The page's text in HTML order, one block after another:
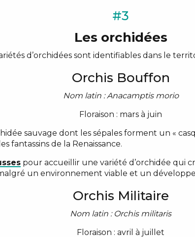
#3
Les orchidées
d’orchidées sont identifiables dans le
Orchis Bouffon
Nom latin : Anacamptis morio
Floraison : mars à juin
sauvage dont les sépales forment un «
fantassins de la Renaissance.
pour accueillir une variété d’orchidée qui
un environnement viable et un
Orchis Militaire
Nom latin : Orchis militaris
Floraison : avril à juillet